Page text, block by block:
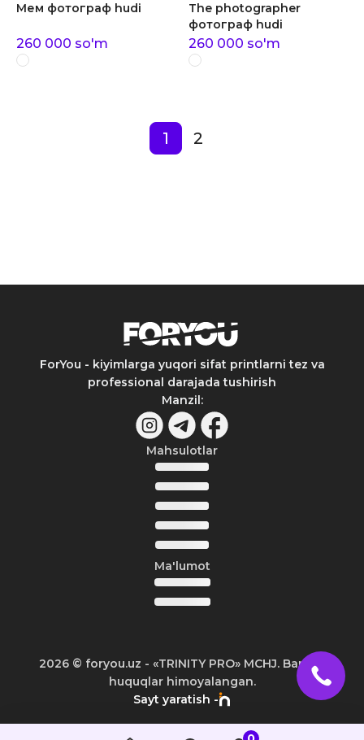
Мем фотограф hudi
260 000 so'm
The photographer
фотограф hudi
260 000 so'm
1 2
ForYou - kiyimlarga yuqori sifat printlarni tez va
professional darajada tushirish
Manzil:
Mahsulotlar
Ma'lumot
2026© foryou.uz - «TRINITY PRO» MCHJ. Barcha
huquqlar himoyalangan.
Sayt yaratish -